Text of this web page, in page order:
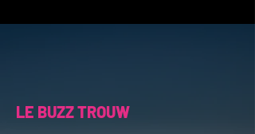
LE BUZZ TROUW